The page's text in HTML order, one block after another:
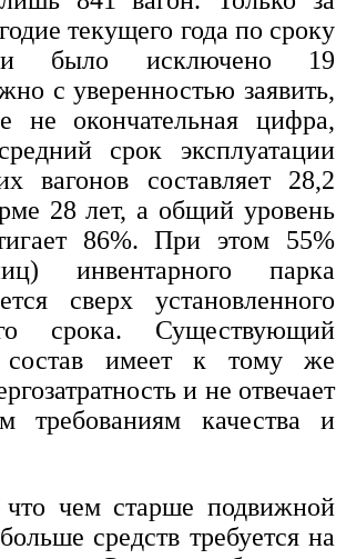
текущего года по сроку
было исключено 19
с уверенностью заявить,
не окончательная цифра,
срок эксплуатации
вагонов составляет 28,2
28 лет, а общий уровень
86%. При этом 55%
инвентарного парка
сверх установленного
срока. Существующий
состав имеет к тому же
и не отвечает
требованиям качества и
что чем старше подвижной
средств требуется на